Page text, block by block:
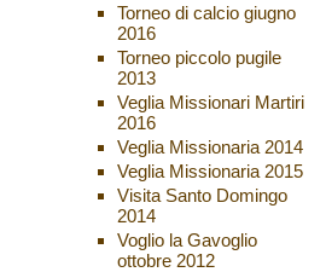
Torneo di calcio giugno
2016
Torneo piccolo pugile
2013
Veglia Missionari Martiri
2016
Veglia Missionaria 2014
Veglia Missionaria 2015
Visita Santo Domingo
2014
Voglio la Gavoglio
ottobre 2012